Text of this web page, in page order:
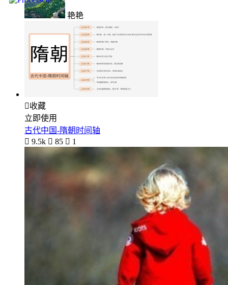
艳艳
收藏
立即使用
古代中国-隋朝时间轴
 9.5k  85  1